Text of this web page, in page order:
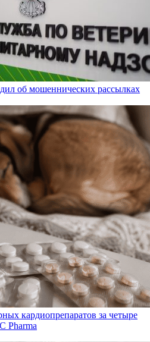
об мошеннических рассылках
кардиопрепаратов за четыре
Pharma